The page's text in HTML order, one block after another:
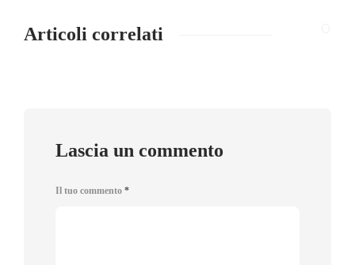
Articoli correlati
Lascia un commento
Il tuo commento *